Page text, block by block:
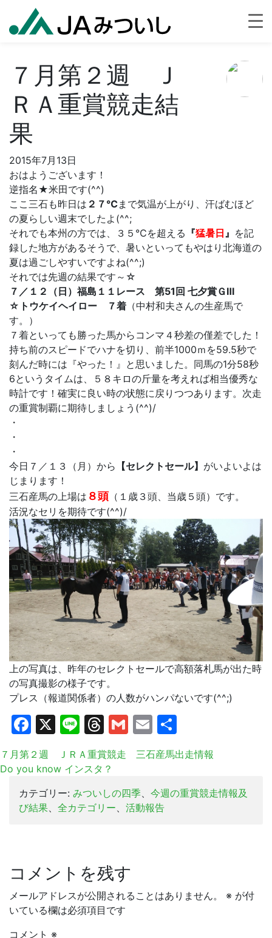
７月第２週 Ｊ
ＲＡ重賞競走結
果
2015年7月13日
おはようございます！
逆指名★米田です(^^)
ここ三石も昨日は ２７℃まで気温が上がり、汗ばむほど
の夏らしい週末でしたよ(^^;
それでも本州の方では、３５℃を超える 『猛暑日』 を記
録した地方があるそうで、暑いといってもやはり北海道の
夏は過ごしやすいですよね(^^;)
それでは先週の結果です～☆
７／１２（日）福島１１レース 第51回 七夕賞ＧⅢ
☆トウケイヘイロー ７着 （中村和夫さんの生産馬で
す。）
７着といっても勝った馬からコンマ４秒差の僅差でした！
持ち前のスピードでハナを切り、前半1000ｍを59.5秒で
刻んだ時には『やった！』と思いました。同馬の1分58秒
6というタイムは、５８キロの斤量を考えれば相当優秀な
時計です！確実に良い時の状態に戻りつつあります。次走
の重賞制覇に期待しましょう(^^)/
・
・
・
今日７／１３（月）から 【セレクトセール】 がいよいよは
じまります！
三石産馬の上場は ８頭 （１歳３頭、当歳５頭）です。
活況なセリを期待です(^^)/
上の写真は、昨年のセレクトセールで高額落札馬が出た時
の写真撮影の様子です。
プレス（報道関係者）の人数がハンパないです(^^;)
Facebook
X LineThreads
Gmail
Email
有
７月第２週 ＪＲＡ重賞競走 三石産馬出走情報
Do you know インスタ？
カテゴリー: みついしの四季、 今週の重賞競走情報及
び結果、 全カテゴリー、 活動報告
コメントを残す
メールアドレスが公開されることはありません。 ※ が付
いている欄は必須項目です
コメント ※